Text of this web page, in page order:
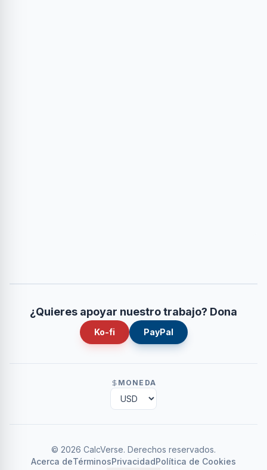
¿Quieres apoyar nuestro trabajo? Dona
Ko-fi PayPal
MONEDA
© 2026 CalcVerse. Derechos reservados.
Acerca deTérminosPrivacidadPolítica de Cookies